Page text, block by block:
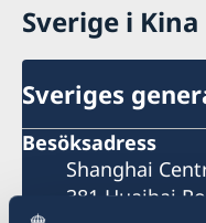
Sverige i Kina
Sveriges
Besöksadress
Shanghai
381 Huaihai